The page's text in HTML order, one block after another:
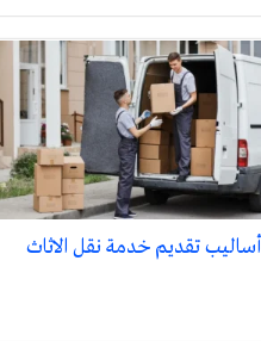
أساليب تقديم خدمة نقل الاثاث